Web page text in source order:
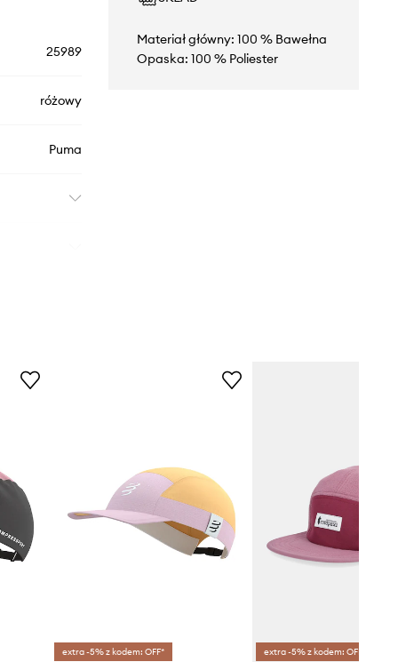
25989
różowy
Puma
Materiał główny: 100 % Bawełna
Opaska: 100 % Poliester
extra -5% z kodem: OFF* extra -5% z kodem: OFF*